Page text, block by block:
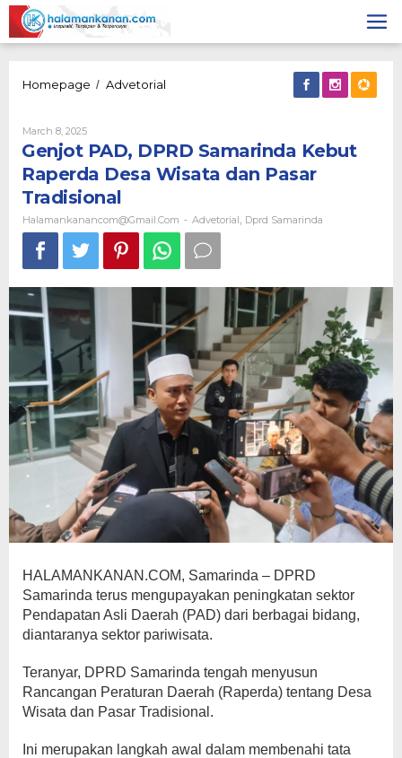
Skip
to
content
Homepage / Advetorial
Kebut
Raperda
Desa
Tradisional
March 8, 2025By
Halamankanancom@gmail.com
Genjot PAD, DPRD Samarinda Kebut
Raperda Desa Wisata dan Pasar
Tradisional
Halamankanancom@gmail.com - Advetorial Dprd Samarinda
HALAMANKANAN.COM, Samarinda – DPRD
Samarinda terus mengupayakan peningkatan sektor
Pendapatan Asli Daerah (PAD) dari berbagai bidang,
diantaranya sektor pariwisata.
Teranyar, DPRD Samarinda tengah menyusun
Rancangan Peraturan Daerah (Raperda) tentang Desa
Wisata dan Pasar Tradisional.
Ini merupakan langkah awal dalam membenahi tata